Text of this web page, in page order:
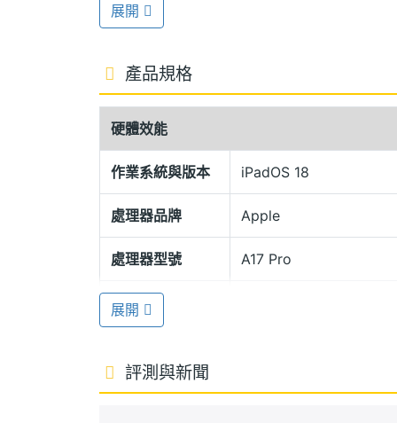
再生鋁金屬機身
切邊增強手感體驗，全螢幕設計帶來更好
Pencil Pro，具備懸浮功能與輕點兩下筆
指按壓、側轉與觸覺回饋，同時可藉由磁
USB 3 傳輸速度
Apple iPad mini (2024) Wi-Fi 128GB 搭
全新 16 核心神經網路引擎，CPU 效能
線追蹤技術；具備 Wi-Fi 6E、藍牙 5.3 等
採用 USB Type-C 傳輸埠，USB 3 (速度
未來支援 Apple Intelligence
Apple iPad mini (2024) Wi-Fi 128GB 運
展開
產品規格
硬體效能
作業系統與版本 iPadOS 18
處理器品牌 Apple
處理器型號 A17 Pro
處理器核心數
電池容量 19.3 Wh
展開
評測與新聞